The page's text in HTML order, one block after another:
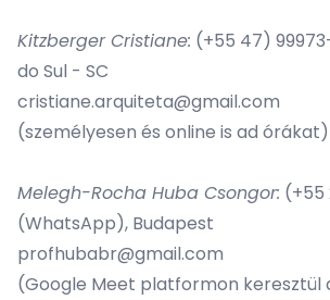
Kitzberger Cristiane: (+55 47)
do Sul - SC
cristiane.arquiteta@gmail.com
(személyesen és online is ad órákat)
Melegh-Rocha Huba Csongor: (+55
(WhatsApp), Budapest
profhubabr@gmail.com
(Google Meet platformon keresztül